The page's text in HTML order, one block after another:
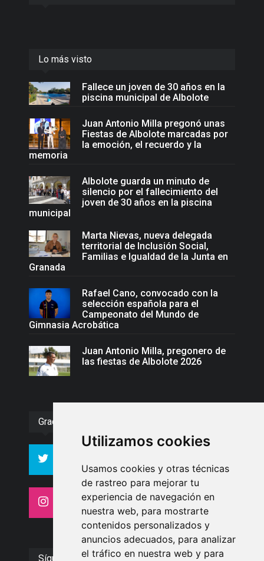
Utilizamos cookies
Usamos cookies y otras técnicas
de rastreo para mejorar tu
experiencia de navegación en
nuestra web, para mostrarte
contenidos personalizados y
anuncios adecuados, para analizar
el tráfico en nuestra web y para
Lo más visto
Fallece un joven de 30 años en la
piscina municipal de Albolote
Juan Antonio Milla pregonó unas
Fiestas de Albolote marcadas por
la emoción, el recuerdo y la
memoria
Albolote guarda un minuto de
silencio por el fallecimiento del
joven de 30 años en la piscina
municipal
Marta Nievas, nueva delegada
territorial de Inclusión Social,
Familias e Igualdad de la Junta en
Granada
Rafael Cano, convocado con la
selección española para el
Campeonato del Mundo de
Gimnasia Acrobática
Juan Antonio Milla, pregonero de
las fiestas de Albolote 2026
Gracias :)
Seguidores
Seguidores
4413
Seguidores
26
Seguidores
Síguenos